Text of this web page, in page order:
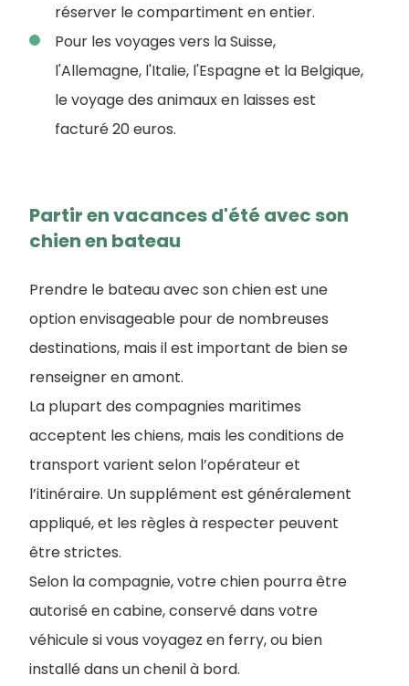
réserver le compartiment en entier.
Pour les voyages vers la Suisse,
l'Allemagne, l'Italie, l'Espagne et la Belgique,
le voyage des animaux en laisses est
facturé 20 euros.
Partir en vacances d'été avec son
chien en bateau
Prendre le bateau avec son chien est une
option envisageable pour de nombreuses
destinations, mais il est important de bien se
renseigner en amont.
La plupart des compagnies maritimes
acceptent les chiens, mais les conditions de
transport varient selon l’opérateur et
l’itinéraire. Un supplément est généralement
appliqué, et les règles à respecter peuvent
être strictes.
Selon la compagnie, votre chien pourra être
autorisé en cabine, conservé dans votre
véhicule si vous voyagez en ferry, ou bien
installé dans un chenil à bord.